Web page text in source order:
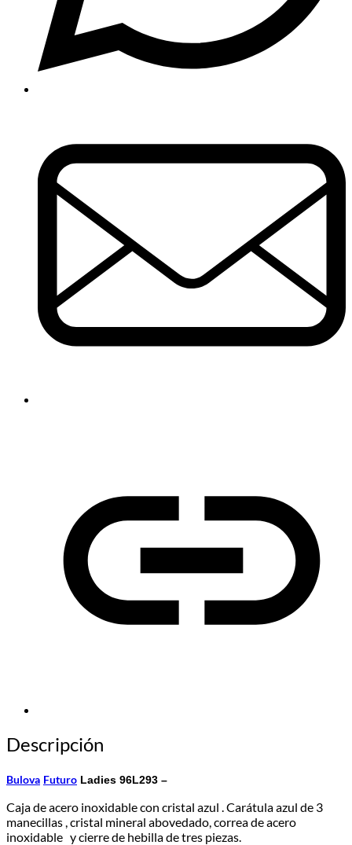
Descripción
Bulova Futuro Ladies 96L293 –
Caja de acero inoxidable con cristal azul . Carátula azul de 3
manecillas , cristal mineral abovedado, correa de acero
inoxidable y cierre de hebilla de tres piezas.